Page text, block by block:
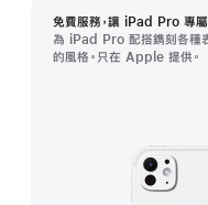
免費服務，讓 iPad Pro 專屬
為 iPad Pro 配搭鐫刻各種表
的風格。只在 Apple 提供。